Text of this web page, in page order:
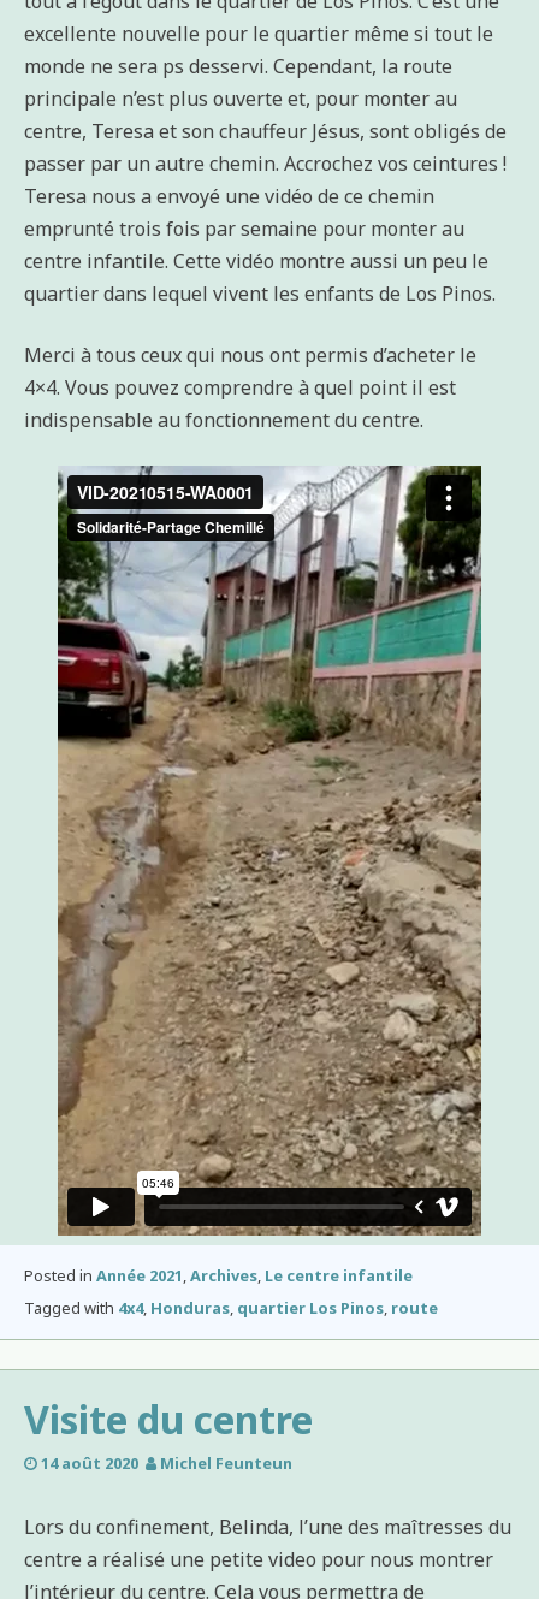
excellente nouvelle pour le quartier même si tout le
monde ne sera ps desservi. Cependant, la route
principale n’est plus ouverte et, pour monter au
centre, Teresa et son chauffeur Jésus, sont obligés de
passer par un autre chemin. Accrochez vos ceintures !
Teresa nous a envoyé une vidéo de ce chemin
emprunté trois fois par semaine pour monter au
centre infantile. Cette vidéo montre aussi un peu le
quartier dans lequel vivent les enfants de Los Pinos.
Merci à tous ceux qui nous ont permis d’acheter le
4×4. Vous pouvez comprendre à quel point il est
indispensable au fonctionnement du centre.
Posted in Année 2021,Archives, Le centre infantile
Tagged with 4x4, Honduras, quartier Los Pinos, route
Visite du centre
14 août 2020 Michel Feunteun
Lors du confinement, Belinda, l’une des maîtresses du
centre a réalisé une petite video pour nous montrer
l’intérieur du centre. Cela vous permettra de